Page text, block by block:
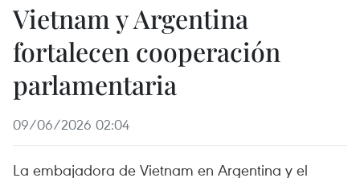
Vietnam y Argentina
fortalecen cooperación
parlamentaria
09/06/2026 02:04
La embajadora de Vietnam en Argentina y el